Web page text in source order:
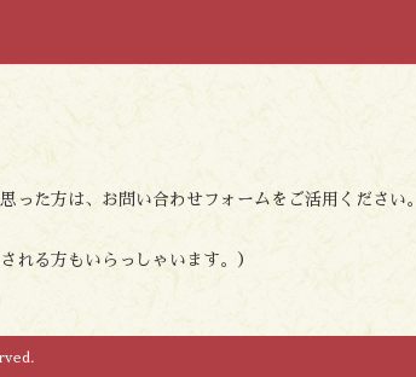
た方は、お問い合わせフォームをご活用ください。
れる方もいらっしゃいます。）